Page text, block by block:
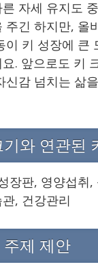
자세 유지도
주긴 하지만, 올
이 키 성장에 큰
. 앞으로도 키
신감 넘치는 삶
기와 연관된
장판, 영양섭취,
, 건강관리
주제 제안